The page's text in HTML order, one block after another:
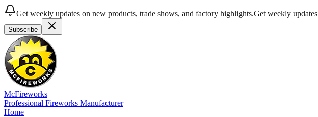
Get weekly updates on new products, trade shows, and factory highlights.Get weekly updates
Subscribe
McFireworks
Professional Fireworks Manufacturer
Home